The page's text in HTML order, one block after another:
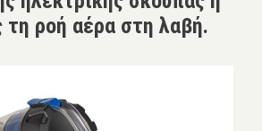
τη ροή αέρα στη λαβή.